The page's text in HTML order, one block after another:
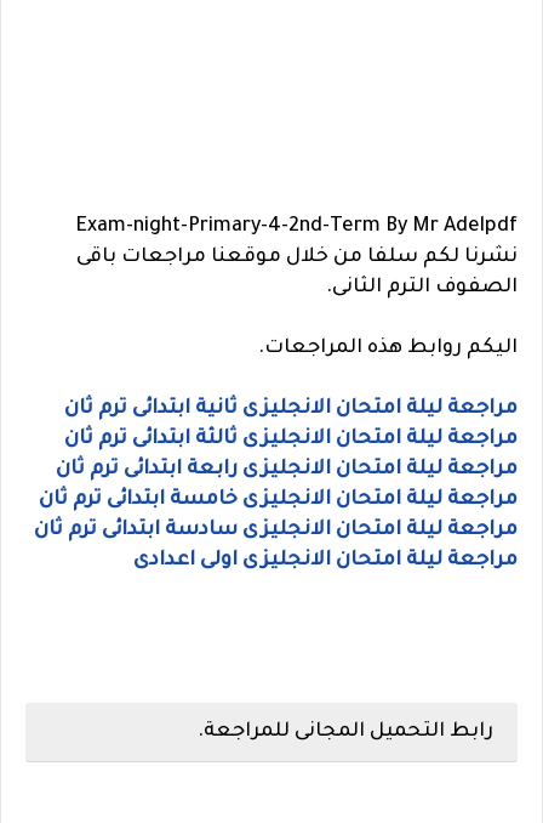
Exam-night-Primary-4-2nd-Term By Mr Adelpdf
نشرنا لكم سلفا من خلال موقعنا مراجعات باقى
الصفوف الترم الثانى.
اليكم روابط هذه المراجعات.
مراجعة ليلة امتحان الانجليزى ثانية ابتدائى ترم ثان
مراجعة ليلة امتحان الانجليزى ثالثة ابتدائى ترم ثان
مراجعة ليلة امتحان الانجليزى رابعة ابتدائى ترم ثان
مراجعة ليلة امتحان الانجليزى خامسة ابتدائى ترم ثان
مراجعة ليلة امتحان الانجليزى سادسة ابتدائى ترم ثان
مراجعة ليلة امتحان الانجليزى اولى اعدادى
رابط التحميل المجانى للمراجعة.